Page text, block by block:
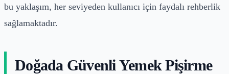
bu yaklaşım, her seviyeden kullanıcı için faydalı rehberlik
sağlamaktadır.
Doğada Güvenli Yemek Pişirme